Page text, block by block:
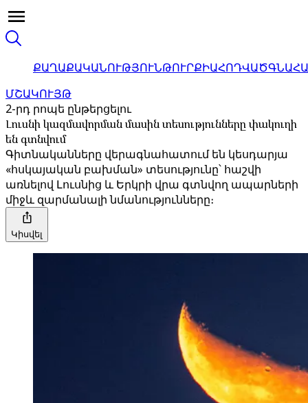
ՔԱՂԱՔԱԿԱՆՈՒԹՅՈՒՆԹՈՒՐՔԻԱՀՈԴՎԱԾ
ՄՇԱԿՈՒՅԹ
2-րդ րոպե ընթերցելու
Լուսնի կազմավորման մասին տեսությունները փակուղի
են գտնվում
Գիտնականները վերագնահատում են կեսդարյա
«հսկայական բախման» տեսությունը՝ հաշվի
առնելով Լուսնից և Երկրի վրա գտնվող ապարների
միջև զարմանալի նմանությունները։
Կիսվել